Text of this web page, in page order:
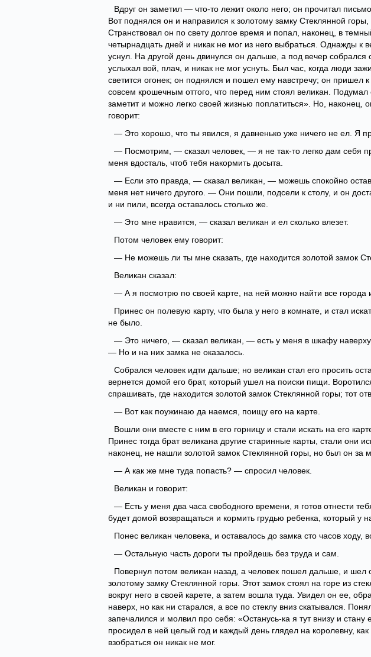
Вдруг он заметил — что-то лежит около него; он прочитал
Вот поднялся он и направился к золотому замку Стеклянной горы,
Странствовал он по свету долгое время и попал, наконец, в
четырнадцать дней и никак не мог из него выбраться. Однажды к
уснул. На другой день двинулся он дальше, а под вечер собрался
услыхал вой, плач, и никак не мог уснуть. Был час, когда люди
светится огонек; он поднялся и пошел ему навстречу; он пришел
совсем крошечным оттого, что перед ним стоял великан.
заметит и можно легко своей жизнью поплатиться». Но, наконец,
говорит:
— Это хорошо, что ты явился, я давненько уже ничего не ел. Я
— Посмотрим, — сказал человек, — я не так-то легко дам себя
меня вдосталь, чтоб тебя накормить досыта.
— Если это правда, — сказал великан, — можешь спокойно
меня нет ничего другого. — Они пошли, подсели к столу, и он
и ни пили, всегда оставалось столько же.
— Это мне нравится, — сказал великан и ел сколько влезет.
Потом человек ему говорит:
— Не можешь ли ты мне сказать, где находится золотой замок
Великан сказал:
— А я посмотрю по своей карте, на ней можно найти все города
Принес он полевую карту, что была у него в комнате, и стал
не было.
— Это ничего, — сказал великан, — есть у меня в шкафу
— Но и на них замка не оказалось.
Собрался человек идти дальше; но великан стал его просить
вернется домой его брат, который ушел на поиски пищи.
спрашивать, где находится золотой замок Стеклянной горы; тот
— Вот как поужинаю да наемся, поищу его на карте.
Вошли они вместе с ним в его горницу и стали искать на его
Принес тогда брат великана другие старинные карты, стали они
наконец, не нашли золотой замок Стеклянной горы, но был он за
— А как же мне туда попасть? — спросил человек.
Великан и говорит:
— Есть у меня два часа свободного времени, я готов отнести
будет домой возвращаться и кормить грудью ребенка, который у
Понес великан человека, и оставалось до замка сто часов ходу,
— Остальную часть дороги ты пройдешь без труда и сам.
Повернул потом великан назад, а человек пошел дальше, и шел
золотому замку Стеклянной горы. Этот замок стоял на горе из
вокруг него в своей карете, а затем вошла туда. Увидел он ее,
наверх, но как ни старался, а все по стеклу вниз скатывался.
запечалился и молвил про себя: «Останусь-ка я тут внизу и
просидел в ней целый год и каждый день глядел на королевну,
взобраться он никак не мог.